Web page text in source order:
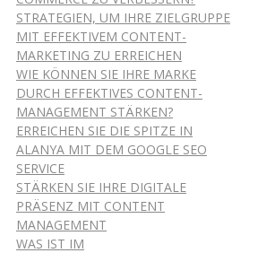
STRATEGIEN, UM IHRE ZIELGRUPPE
MIT EFFEKTIVEM CONTENT-
MARKETING ZU ERREICHEN
WIE KÖNNEN SIE IHRE MARKE
DURCH EFFEKTIVES CONTENT-
MANAGEMENT STÄRKEN?
ERREICHEN SIE DIE SPITZE IN
ALANYA MIT DEM GOOGLE SEO
SERVICE
STÄRKEN SIE IHRE DIGITALE
PRÄSENZ MIT CONTENT
MANAGEMENT
WAS IST IM